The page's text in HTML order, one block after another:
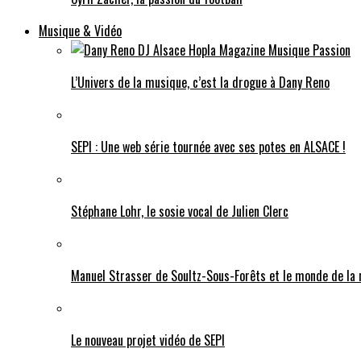
Musique & Vidéo
L’Univers de la musique, c’est la drogue à Dany Reno
SEPI : Une web série tournée avec ses potes en ALSACE !
Stéphane Lohr, le sosie vocal de Julien Clerc
Manuel Strasser de Soultz-Sous-Forêts et le monde de la
Le nouveau projet vidéo de SEPI